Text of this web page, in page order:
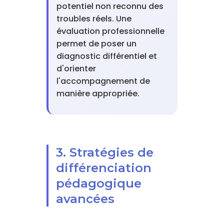
potentiel non reconnu des
troubles réels. Une
évaluation professionnelle
permet de poser un
diagnostic différentiel et
d'orienter
l'accompagnement de
manière appropriée.
3. Stratégies de
différenciation
pédagogique
avancées